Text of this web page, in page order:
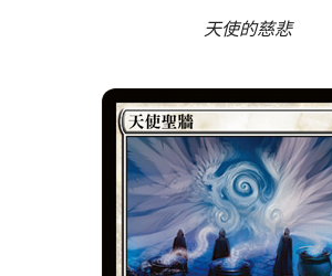
天使的慈悲